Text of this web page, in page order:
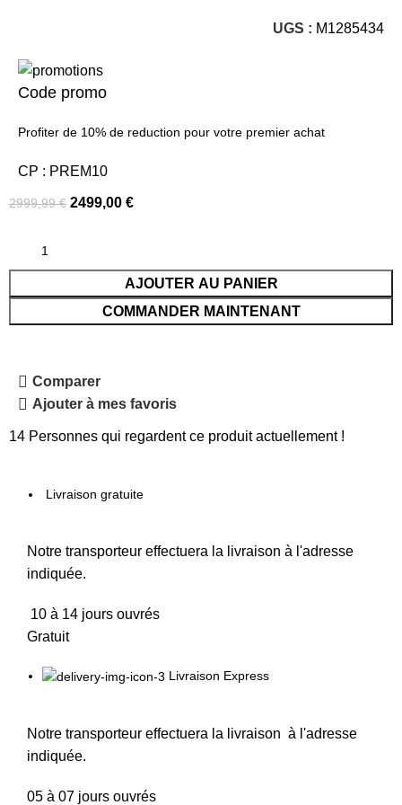
UGS : M1285434
Code promo
Profiter de 10% de reduction pour votre premier achat
CP : PREM10
2999,99€ 2499,00€
AJOUTER AU PANIER
COMMANDER MAINTENANT
Comparer
Ajouter à mes favoris
14 Personnes qui regardent ce produit actuellement !
Livraison gratuite
Notre transporteur effectuera la livraison à l'adresse
indiquée.
10 à 14 jours ouvrés
Gratuit
Livraison Express
Notre transporteur effectuera la livraison à l'adresse
indiquée.
05 à 07 jours ouvrés